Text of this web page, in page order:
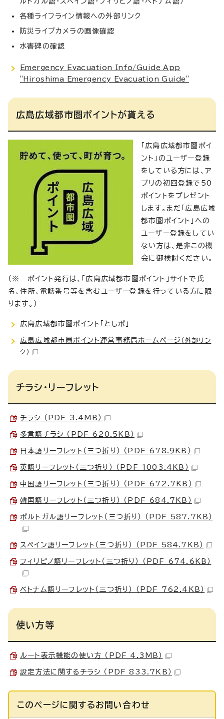
各種ライフライン情報への外部リンク
防災ライブカメラの画像確認
水害碑の確認
Emergency Evacuation Info/Guide App
"Hiroshima Emergency Evacuation Guide"
広島広域都市圏ポイントが貰える
「広島広域都市圏ポイ
ント」のユーザー登録
をしている方には、ア
プリの初回登録で50
ポイントをプレゼント
します。まだ「広島広域
都市圏ポイント」への
ユーザー登録をしてい
ない方は、是非この機
会に御検討ください。
（※ ポイント発行は、「広島広域都市圏ポイント」サイトで氏
名、住所、電話番号等を含むユーザー登録を行っている方に限
ります。）
広島広域都市圏ポイント「としポ」
広島広域都市圏ポイント運営事務局ホームぺージ （外部リン
ク）
チラシ・リーフレット
チラシ （PDF 3.4MB）
多言語チラシ （PDF 620.5KB）
日本語リーフレット（三つ折り） （PDF 678.9KB）
英語リーフレット（三つ折り） （PDF 1003.4KB）
中国語リーフレット（三つ折り） （PDF 672.7KB）
韓国語リーフレット（三つ折り） （PDF 684.7KB）
ポルトガル語リーフレット（三つ折り） （PDF 587.7KB）
スペイン語リーフレット（三つ折り） （PDF 584.7KB）
フィリピノ語リーフレット（三つ折り） （PDF 674.6KB）
ベトナム語リーフレット（三つ折り） （PDF 762.4KB）
使い方等
ルート表示機能の使い方 （PDF 4.3MB）
設定方法に関するチラシ （PDF 833.7KB）
このページに関するお問い合わせ